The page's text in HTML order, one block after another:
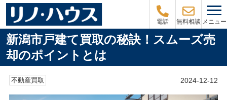
電話 無料相談 メニュー
新潟市戸建て買取の秘訣！スムーズ売
却のポイントとは
不動産買取 2024-12-12